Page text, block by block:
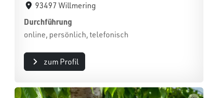
93497 Willmering
Durchführung
online, persönlich, telefonisch
zum Profil